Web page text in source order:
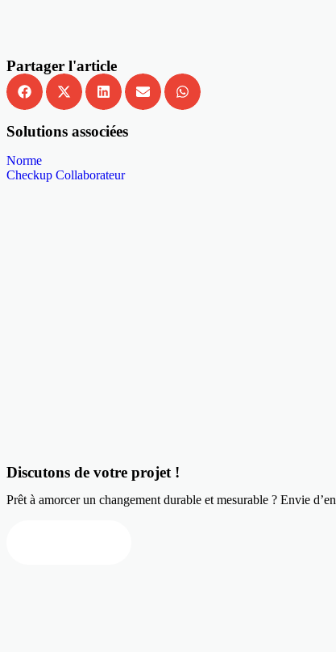
Partager l'article
Solutions associées
Norme
Checkup Collaborateur
Discutons de votre projet !
Prêt à amorcer un changement durable et mesurable ? Envie